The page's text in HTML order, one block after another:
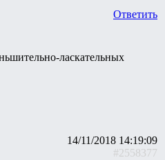
Ответить
ласкательных
14/11/2018 14:19:09
#2558377